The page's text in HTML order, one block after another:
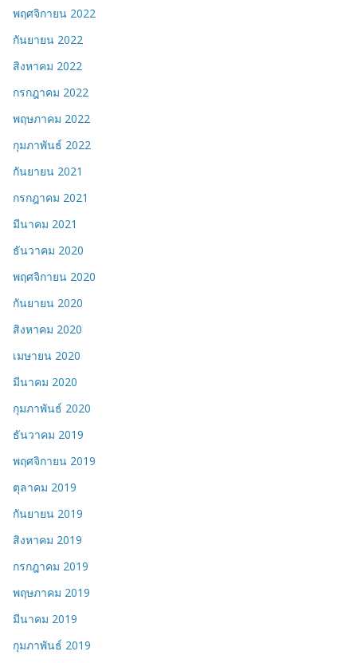
พฤศจิกายน 2022
กันยายน 2022
สิงหาคม 2022
กรกฎาคม 2022
พฤษภาคม 2022
กุมภาพันธ์ 2022
กันยายน 2021
กรกฎาคม 2021
มีนาคม 2021
ธันวาคม 2020
พฤศจิกายน 2020
กันยายน 2020
สิงหาคม 2020
เมษายน 2020
มีนาคม 2020
กุมภาพันธ์ 2020
ธันวาคม 2019
พฤศจิกายน 2019
ตุลาคม 2019
กันยายน 2019
สิงหาคม 2019
กรกฎาคม 2019
พฤษภาคม 2019
มีนาคม 2019
กุมภาพันธ์ 2019